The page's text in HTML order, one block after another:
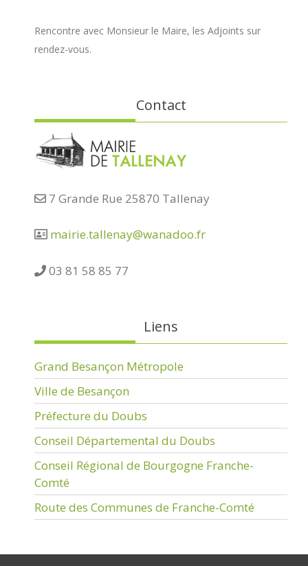
Rencontre avec Monsieur le Maire, les Adjoints sur
rendez-vous.
Contact
7 Grande Rue 25870 Tallenay
mairie.tallenay@wanadoo.fr
03 81 58 85 77
Liens
Grand Besançon Métropole
Ville de Besançon
Préfecture du Doubs
Conseil Départemental du Doubs
Conseil Régional de Bourgogne Franche-
Comté
Route des Communes de Franche-Comté